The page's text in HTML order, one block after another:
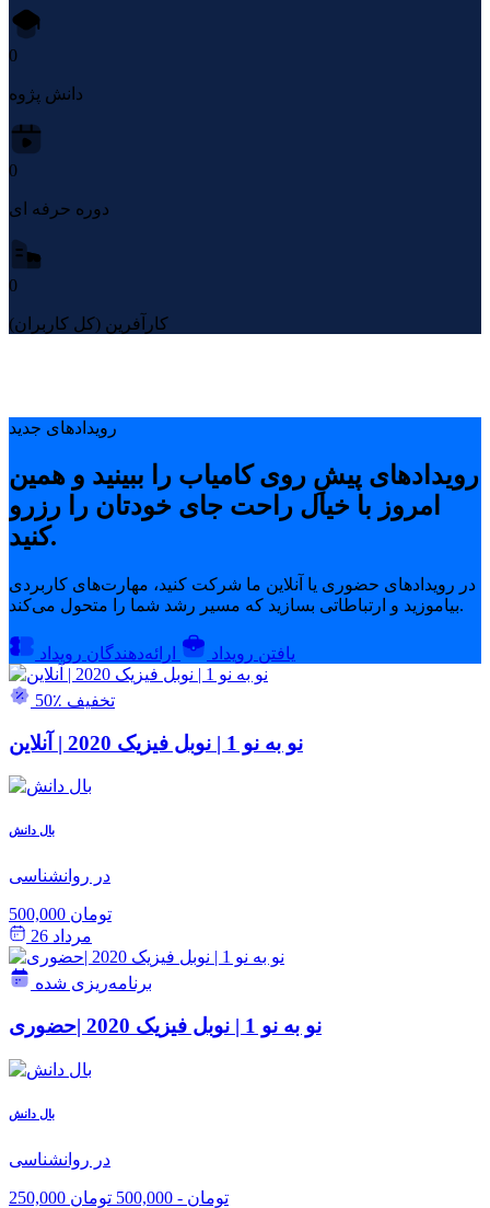
0
دانش پژوه
0
دوره حرفه ای
0
کارآفرین (کل کاربران)
رویدادهای جدید
رویدادهای پیشِ روی کامیاب را ببینید و همین
امروز با خیال راحت جای خودتان را رزرو
کنید.
در رویدادهای حضوری یا آنلاین ما شرکت کنید، مهارت‌های کاربردی
بیاموزید و ارتباطاتی بسازید که مسیر رشد شما را متحول می‌کند.
یافتن رویداد ارائه‌دهندگان رویداد
50٪ تخفیف
نو به نو 1 | نوبل فیزیک 2020 | آنلاین
بال دانش
در روانشناسی
500,000 تومان
مرداد 26
برنامه‌ریزی شده
نو به نو 1 | نوبل فیزیک 2020 |حضوری
بال دانش
در روانشناسی
250,000 تومان - 500,000 تومان